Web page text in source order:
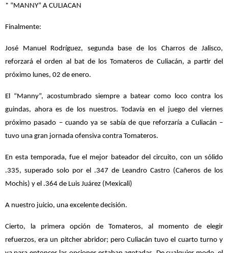
* “MANNY” A CULIACAN
Finalmente:
José Manuel Rodríguez, segunda base de los Charros de Jalisco,
reforzará el orden al bat de los Tomateros de Culiacán, a partir del
próximo lunes, 02 de enero.
El “Manny”, acostumbrado siempre a batear como loco contra los
guindas, ahora es de los nuestros. Todavía en el juego del viernes
próximo pasado – cuando ya se sabía de que reforzaría a Culiacán –
tuvo una gran jornada ofensiva contra Tomateros.
En esta temporada, fue el mejor bateador del circuito, con un sólido
.335, superado solo por el .347 de Leandro Castro (Cañeros de los
Mochis) y el .364 de Luis Juárez (Mexicali)
A nuestro juicio, una excelente decisión.
Cierto, la primera opción de Tomateros, al momento de elegir
refuerzos, era un pitcher abridor; pero Culiacán tuvo el cuarto turno y